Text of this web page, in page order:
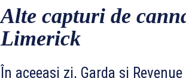
Alte capturi de
Limerick
În aceeași zi, Garda și